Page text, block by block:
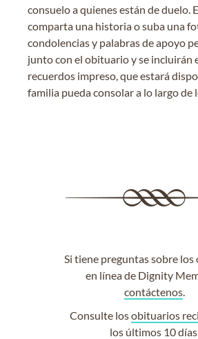
consuelo a quienes están de duelo.
comparta una historia o suba una
condolencias y palabras de apoyo
junto con el obituario y se incluirán
recuerdos impreso, que estará
familia pueda consolar a lo largo de
Si tiene preguntas sobre
en línea de Dignity
contáctenos.
Consulte losobituarios
los últimos 10 días.